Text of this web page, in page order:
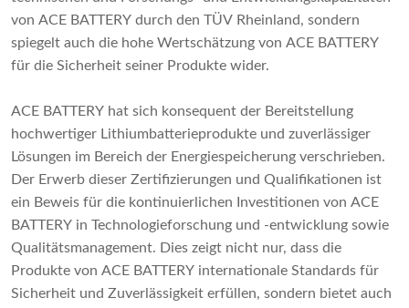
von ACE BATTERY durch den TÜV Rheinland, sondern
spiegelt auch die hohe Wertschätzung von ACE BATTERY
für die Sicherheit seiner Produkte wider.
ACE BATTERY hat sich konsequent der Bereitstellung
hochwertiger Lithiumbatterieprodukte und zuverlässiger
Lösungen im Bereich der Energiespeicherung verschrieben.
Der Erwerb dieser Zertifizierungen und Qualifikationen ist
ein Beweis für die kontinuierlichen Investitionen von ACE
BATTERY in Technologieforschung und -entwicklung sowie
Qualitätsmanagement. Dies zeigt nicht nur, dass die
Produkte von ACE BATTERY internationale Standards für
Sicherheit und Zuverlässigkeit erfüllen, sondern bietet auch